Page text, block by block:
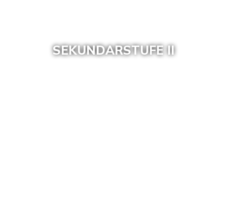
SEKUNDARSTUFE II